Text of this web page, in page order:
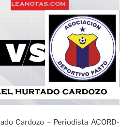
Cardozo – Periodista ACORD-